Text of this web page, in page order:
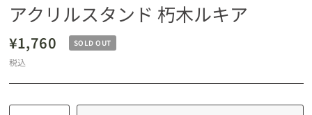
アクリルスタンド 朽木ルキア
¥1,760 SOLD OUT
税込